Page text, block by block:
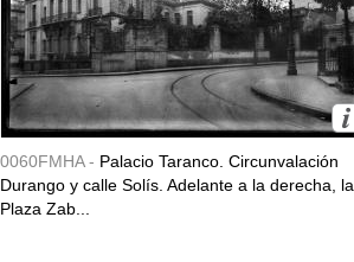
0060FMHA - Palacio Taranco. Circunvalación
Durango y calle Solís. Adelante a la derecha, la
Plaza Zab...